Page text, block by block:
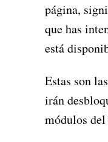
página,
que has
está
Estas son
irán
módulos